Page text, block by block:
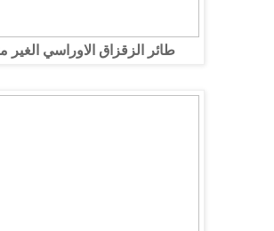
طائر الزقزاق الاوراسي الغير متكاثر